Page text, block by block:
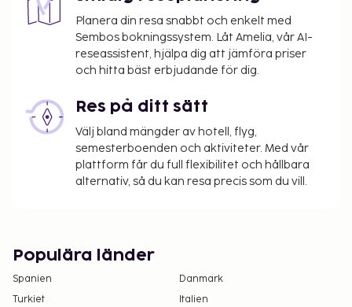
bestämmelser. Du kan få mer information
genom att kontakta boendet med
kontaktinformationen i bokningsbekräftelsen.
Planera din resa snabbt och enkelt med
Sembos bokningssystem. Låt Amelia, vår AI-
reseassistent, hjälpa dig att jämföra priser
och hitta bäst erbjudande för dig.
Res på ditt sätt
Välj bland mängder av hotell, flyg,
semesterboenden och aktiviteter. Med vår
plattform får du full flexibilitet och hållbara
alternativ, så du kan resa precis som du vill.
Populära länder
Spanien
Danmark
Turkiet
Italien